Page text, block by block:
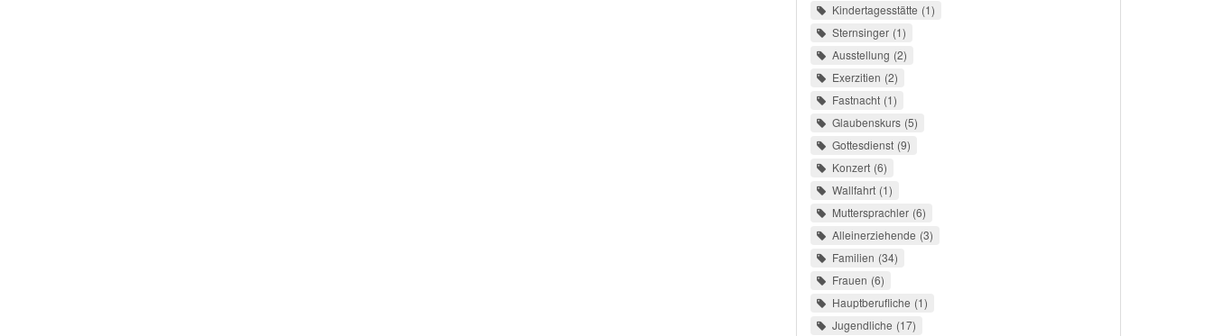
Kindertagesstätte 1
Sternsinger 1
Ausstellung 2
Exerzitien 2
Fastnacht 1
Glaubenskurs 5
Gottesdienst 9
Konzert 6
Wallfahrt 1
Muttersprachler 6
Alleinerziehende 3
Familien 34
Frauen 6
Hauptberufliche 1
Jugendliche 17